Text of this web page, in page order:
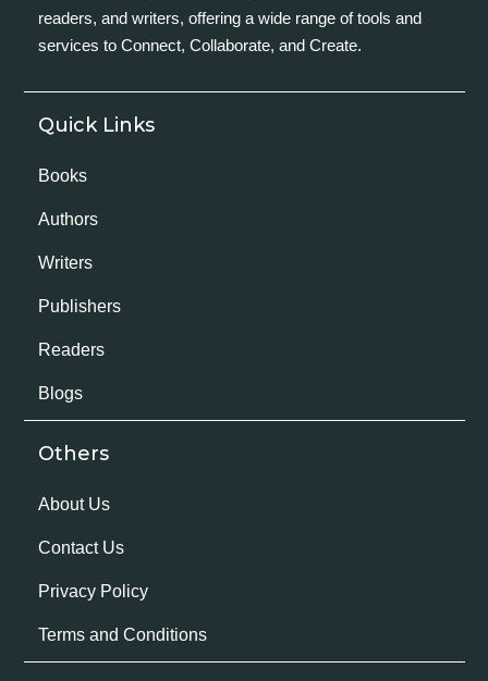
readers, and writers, offering a wide range of tools and
services to Connect, Collaborate, and Create.
Quick Links
Books
Authors
Writers
Publishers
Readers
Blogs
Others
About Us
Contact Us
Privacy Policy
Terms and Conditions